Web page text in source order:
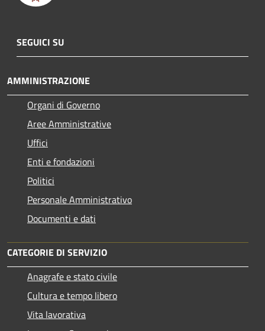
SEGUICI SU
AMMINISTRAZIONE
Organi di Governo
Aree Amministrative
Uffici
Enti e fondazioni
Politici
Personale Amministrativo
Documenti e dati
CATEGORIE DI SERVIZIO
Anagrafe e stato civile
Cultura e tempo libero
Vita lavorativa